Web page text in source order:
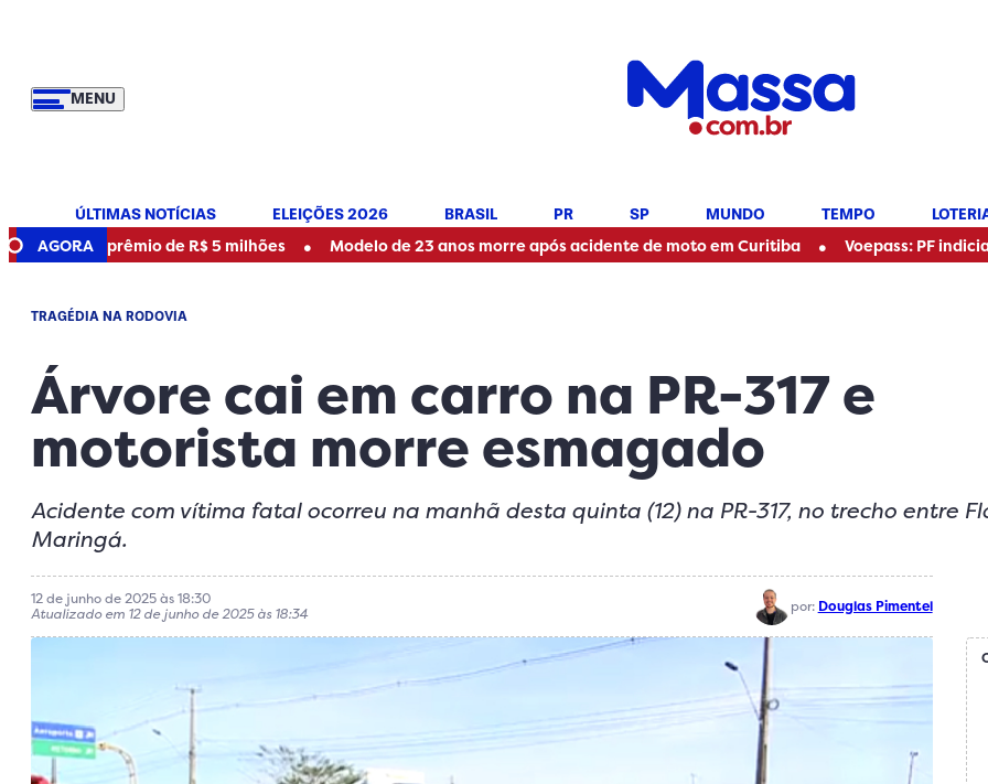
MENU
ÚLTIMAS NOTÍCIAS ELEIÇÕES 2026 BRASIL PR SP MUNDO TEMPO
AGORA
prêmio de R$ 5 milhões • Modelo de 23 anos morre após acidente de moto em Curitiba • Voepass: PF indicia 16
TRAGÉDIA NA RODOVIA
Árvore cai em carro na PR-317 e
motorista morre esmagado
Acidente com vítima fatal ocorreu na manhã desta quinta (12) na PR-317, no trecho entre
Maringá.
12 de junho de 2025 às 18:30
Atualizado em 12 de junho de 2025 às 18:34
por: Douglas Pimentel